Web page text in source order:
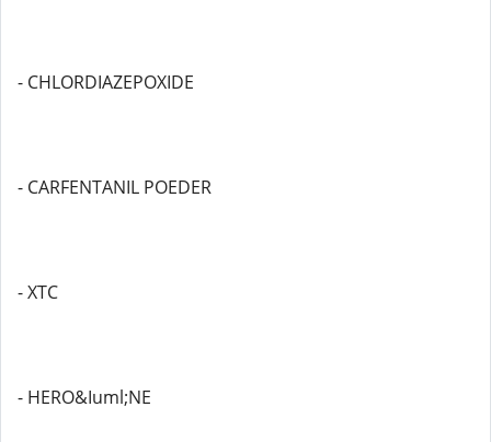
- CHLORDIAZEPOXIDE
- CARFENTANIL POEDER
- XTC
- HERO&Iuml;NE